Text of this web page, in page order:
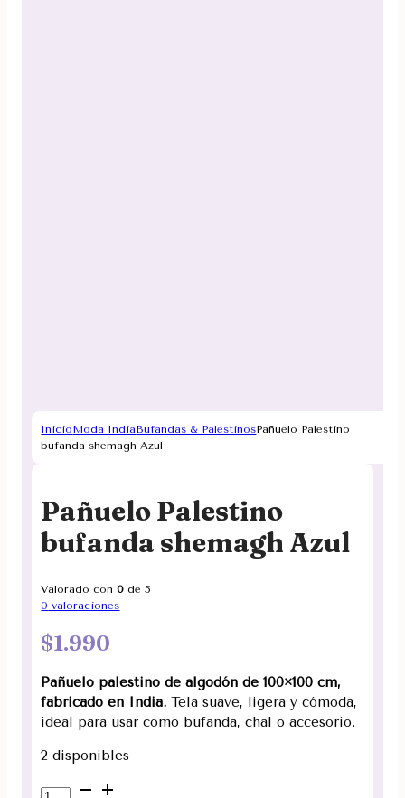
InicioModa IndiaBufandas & PalestinosPañuelo Palestino
bufanda shemagh Azul
Pañuelo Palestino
bufanda shemagh Azul
Valorado con0 de 5
0 valoraciones
$1.990
Pañuelo palestino de algodón de 100×100 cm,
fabricado en India. Tela suave, ligera y cómoda,
ideal para usar como bufanda, chal o accesorio.
2 disponibles
Pañuelo